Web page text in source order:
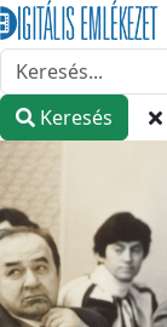
Keresés